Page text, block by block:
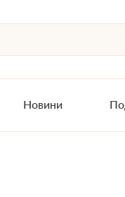
Новини